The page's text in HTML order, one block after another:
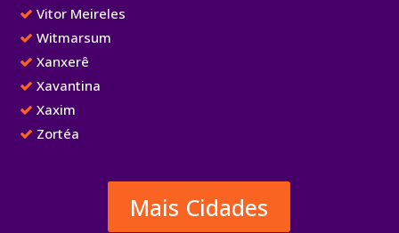
Vitor Meireles
Witmarsum
Xanxerê
Xavantina
Xaxim
Zortéa
Mais Cidades